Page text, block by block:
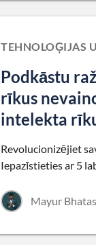
TEHNOLOĢIJAS
Podkāstu
rīkus
intelekta
Revolucionizējiet
Iepazīstieties ar 5
Mayur